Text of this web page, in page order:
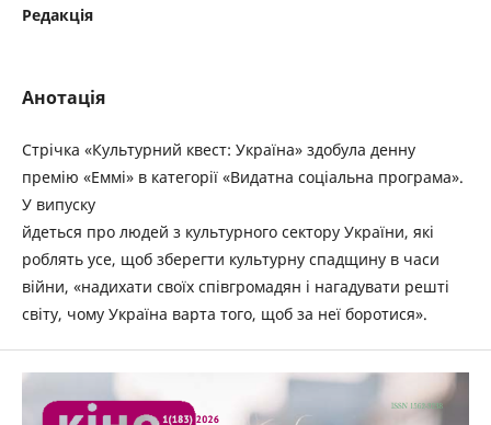
Редакція
Анотація
Стрічка «Культурний квест: Україна» здобула денну
премію «Еммі» в категорії «Видатна соціальна програма».
У випуску
йдеться про людей з культурного сектору України, які
роблять усе, щоб зберегти культурну спадщину в часи
війни, «надихати своїх співгромадян і нагадувати решті
світу, чому Україна варта того, щоб за неї боротися».